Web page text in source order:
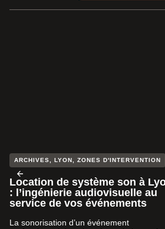
ARCHIVES, LYON, ZONES D'INTERVENTION
Location de système son à
: l’ingénierie audiovisuelle au
service de vos événements
La sonorisation d’un événement